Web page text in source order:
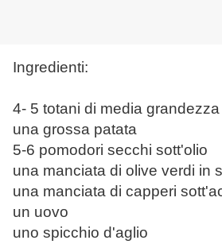
Ingredienti:
4- 5 totani di media grandezza
una grossa patata
5-6 pomodori secchi sott'olio
una manciata di olive verdi in
una manciata di capperi
un uovo
uno spicchio d'aglio